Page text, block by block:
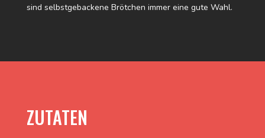
sind selbstgebackene Brötchen immer eine gute Wahl.
ZUTATEN